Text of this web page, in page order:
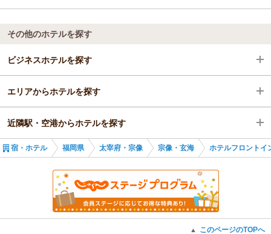
その他のホテルを探す
ビジネスホテルを探す
福岡県
太宰府・宗像
宗像・玄海
福岡空港駅
エリアからホテルを探す
福岡県
太宰府・宗像
宗像・玄海
福岡空港駅
近隣駅・空港からホテルを探す
福岡空港駅
名島駅
宿・ホテル 福岡県 太宰府・宗像 宗像・玄海 ホテルフロントイ
▲ このページのTOPへ